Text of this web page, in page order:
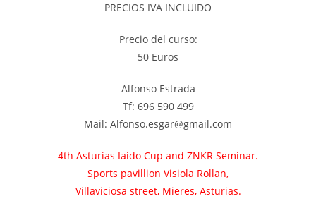
PRECIOS IVA INCLUIDO
Precio del curso:
50 Euros
Alfonso Estrada
Tf: 696 590 499
Mail: Alfonso.esgar@gmail.com
4th Asturias Iaido Cup and ZNKR Seminar.
Sports pavillion Visiola Rollan,
Villaviciosa street, Mieres, Asturias.